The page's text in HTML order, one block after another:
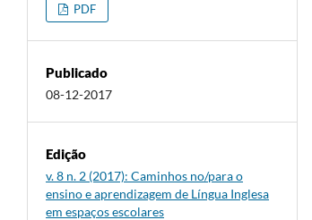
PDF
Publicado
08-12-2017
Edição
v. 8 n. 2 (2017): Caminhos no/para o
ensino e aprendizagem de Língua Inglesa
em espaços escolares